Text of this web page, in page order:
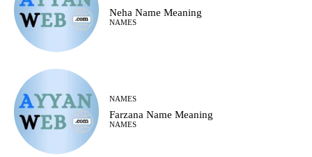
Neha Name Meaning
NAMES
NAMES
Farzana Name Meaning
NAMES